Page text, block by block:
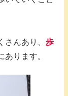
んあり、 歩
あります。